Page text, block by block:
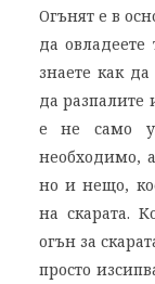
Огънят е в
да овладеете
знаете как
да разпалите
е не само
необходимо,
но и нещо,
на скарата.
огън за
просто